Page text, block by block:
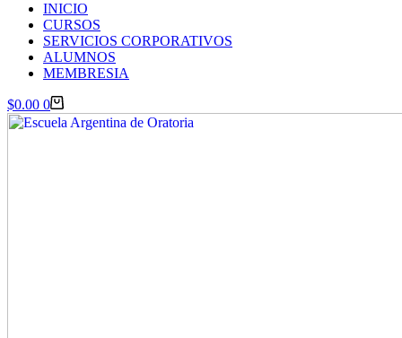
INICIO
CURSOS
SERVICIOS CORPORATIVOS
ALUMNOS
MEMBRESIA
Carro
de
$0.00 0